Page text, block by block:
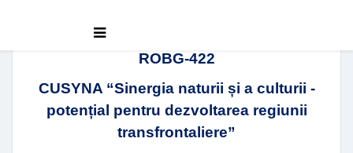
ROBG-422
CUSYNA “Sinergia naturii și a culturii -
potențial pentru dezvoltarea regiunii
transfrontaliere”